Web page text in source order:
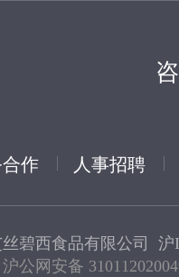
作 人事招聘
碧西食品有限公司 沪
沪公网安备